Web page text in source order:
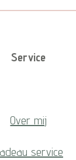
Service
Over mij
service